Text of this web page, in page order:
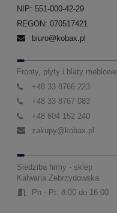
NIP: 551-000-42-29
REGON: 070517421
biuro@kobax.pl
Fronty, płyty i blaty meblowe
+48 33 8766 223
+48 33 8767 083
+48 604 152 240
zakupy@kobax.pl
Siedziba firmy - sklep
Kalwaria Zebrzydowska
Pn - Pt: 8:00 do 16:00